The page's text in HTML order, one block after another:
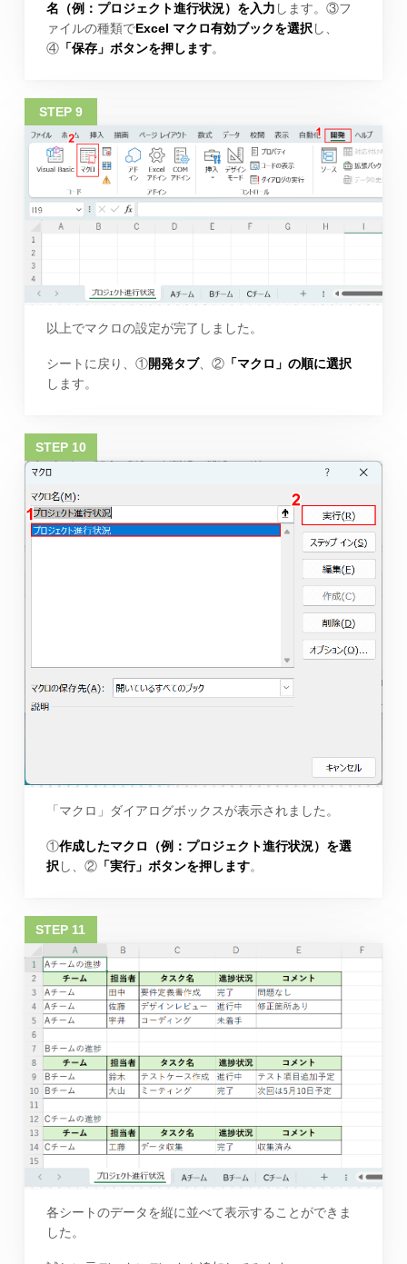
名（例：プロジェクト進行状況）を入力 します。③フ
ァイルの種類でExcel マクロ有効ブックを選択し、
④「保存」ボタンを押します。
以上でマクロの設定が完了しました。
シートに戻り、①開発タブ、②「マクロ」の順に選択
します。
「マクロ」ダイアログボックスが表示されました。
①作成したマクロ（例：プロジェクト進行状況）を選
択し、②「実行」ボタンを押します。
各シートのデータを縦に並べて表示することができま
した。